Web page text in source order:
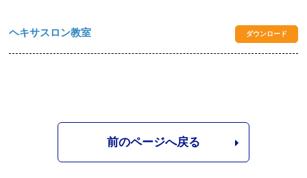
ヘキサスロン教室 ダウンロード
前のページへ戻る